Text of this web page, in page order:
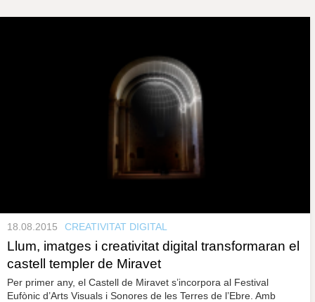
18.08.2015 CREATIVITAT DIGITAL
Llum, imatges i creativitat digital transformaran el
castell templer de Miravet
Per primer any, el Castell de Miravet s’incorpora al Festival
Eufònic d’Arts Visuals i Sonores de les Terres de l’Ebre. Amb